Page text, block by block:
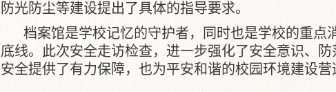
防光防尘等建设提出了具体的指导要求。
档案馆是学校记忆的守护者，同时也是学校的重点
底线。此次安全走访检查，进一步强化了安全意识、
安全提供了有力保障，也为平安和谐的校园环境建设营